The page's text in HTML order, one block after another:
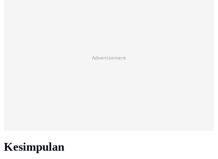
Advertisement
Kesimpulan